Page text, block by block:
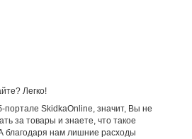
Легко!
SkidkaOnline, значит, Вы не
за товары и знаете, что такое
благодаря нам лишние расходы